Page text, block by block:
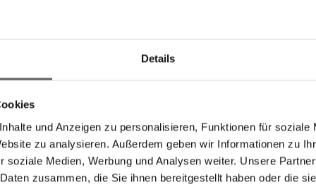
Details
und Anzeigen zu personalisieren, Funktionen für soziale
zu analysieren. Außerdem geben wir Informationen zu
soziale Medien, Werbung und Analysen weiter. Unsere
zusammen, die Sie ihnen bereitgestellt haben oder die
Quartal sieht sich Leifheit auf Kurs, die
im Konzern von rund 3 Prozent
EUR.
Halbjahresbericht 2019, der unter http://
europäischen Markenanbieter von
und funktionalem Design in den Bereichen Reinigen,
Außer im Markengeschäft ist die Leifheit
tätig. Der Leifheit-Konzern mit seinen